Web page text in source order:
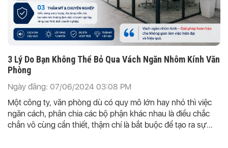
3 Lý Do Bạn Không Thể Bỏ Qua Vách Ngăn Nhôm Kính Văn
Phòng
Ngày đăng: 07/06/2024 03:08 PM
Một công ty, văn phòng dù có quy mô lớn hay nhỏ thì việc
ngăn cách, phân chia các bộ phận khác nhau là điều chắc
chắn vô cùng cần thiết, thậm chí là bắt buộc để tạo ra sự